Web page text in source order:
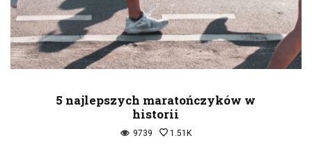
5 najlepszych maratończyków w
historii
9739 1.51K